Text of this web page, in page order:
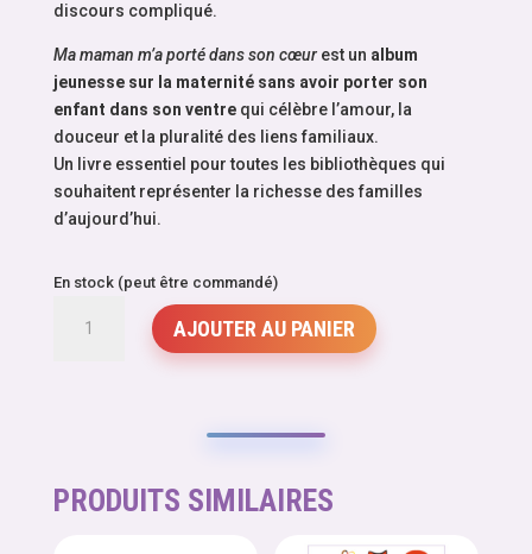
discours compliqué.
Ma maman m’a porté dans son cœurest un album
jeunesse sur la maternité sans avoir porter son
enfant dans son ventre qui célèbre l’amour, la
douceur et la pluralité des liens familiaux.
Un livre essentiel pour toutes les bibliothèques qui
souhaitent représenter la richesse des familles
d’aujourd’hui.
En stock (peut être commandé)
son
AJOUTER AU PANIER
PRODUITS SIMILAIRES